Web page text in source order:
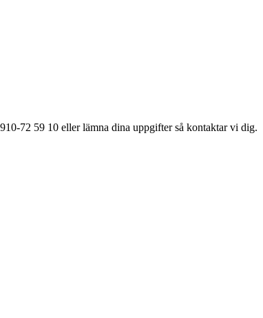
72 59 10 eller lämna dina uppgifter så kontaktar vi dig.